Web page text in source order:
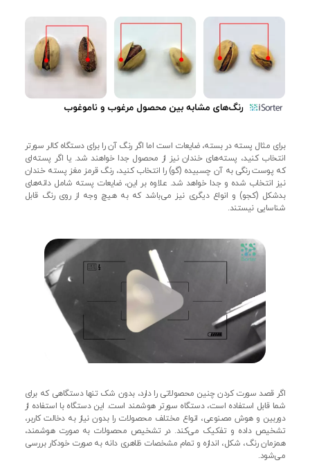
برای مثال پسته در بسته، ضایعات است اما اگر رنگ آن را برای دستگاه کالر سورتر
انتخاب کنید، پسته‌های خندان نیز از محصول جدا خواهند شد. یا اگر پسته‌ای
که پوست رنگی به آن چسبیده (گو) را انتخاب کنید، رنگ قرمز مغز پسته خندان
نیز انتخاب شده و جدا خواهد شد. علاوه بر این، ضایعات پسته شامل دانه‌‌های
بدشکل (کجو) و انواع دیگری نیز می‌باشد که به هیچ وجه از روی رنگ قابل
شناسایی نیستند.
اگر قصد سورت کردن چنین محصولاتی را دارد، بدون شک تنها دستگاهی که برای
شما قابل استفاده است، دستگاه سورتر هوشمند است. این دستگاه با استفاده از
دوربین و هوش مصنوعی، انواع مختلف محصولات را بدون نیاز به دخالت کاربر،
تشخیص داده و تفکیک می‌کند. در تشخیص محصولات به صورت هوشمند،
همزمان رنگ، شکل، اندازه و تمام مشخصات ظاهری دانه به صورت خودکار بررسی
می‌شود.